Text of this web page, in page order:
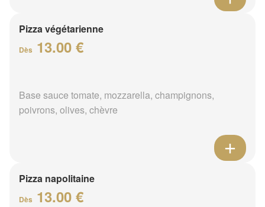
Pizza végétarienne
Dès 13.00 €
Base sauce tomate, mozzarella, champignons,
poivrons, olives, chèvre
Pizza napolitaine
Dès 13.00 €